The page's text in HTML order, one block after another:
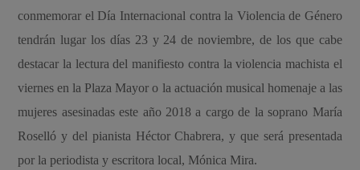
conmemorar el Día Internacional contra la Violencia de Género
tendrán lugar los días 23 y 24 de noviembre, de los que cabe
destacar la lectura del manifiesto contra la violencia machista el
viernes en la Plaza Mayor o la actuación musical homenaje a las
mujeres asesinadas este año 2018 a cargo de la soprano María
Roselló y del pianista Héctor Chabrera, y que será presentada
por la periodista y escritora local, Mónica Mira.